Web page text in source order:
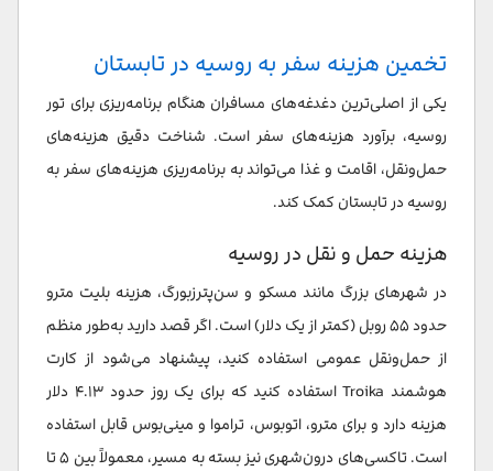
تخمین هزینه سفر به روسیه در تابستان
یکی از اصلی‌ترین دغدغه‌های مسافران هنگام برنامه‌ریزی برای تور
روسیه، برآورد هزینه‌های سفر است. شناخت دقیق هزینه‌های
حمل‌ونقل، اقامت و غذا می‌تواند به برنامه‌ریزی هزینه‌های سفر به
روسیه در تابستان کمک کند.
هزینه حمل و نقل در روسیه
در شهرهای بزرگ مانند مسکو و سن‌پترزبورگ، هزینه بلیت مترو
حدود ۵۵ روبل (کمتر از یک دلار) است. اگر قصد دارید به‌طور منظم
از حمل‌ونقل عمومی استفاده کنید، پیشنهاد می‌شود از کارت
هوشمند Troika استفاده کنید که برای یک روز حدود ۴.۱۳ دلار
هزینه دارد و برای مترو، اتوبوس، تراموا و مینی‌بوس قابل استفاده
است. تاکسی‌های درون‌شهری نیز بسته به مسیر، معمولاً بین ۵ تا